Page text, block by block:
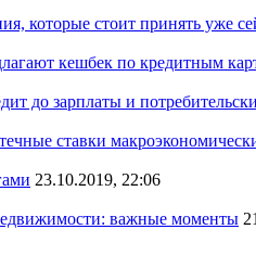
которые стоит принять уже
кешбек по кредитным
до зарплаты и
ставки
23.10.2019, 22:06
важные моменты